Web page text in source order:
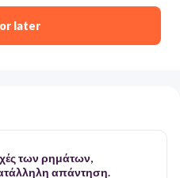
later
των ρημάτων,
απάντηση.